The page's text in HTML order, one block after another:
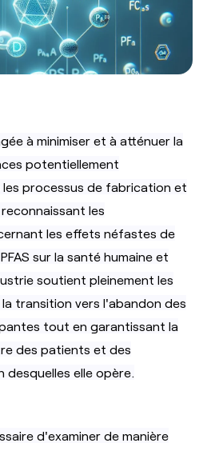
à minimiser et à atténuer la
potentiellement
processus de fabrication et
les
les effets néfastes de
sur la santé humaine et
soutient pleinement les
transition vers l'abandon des
tout en garantissant la
des patients et des
desquelles elle opère.
d'examiner de manière